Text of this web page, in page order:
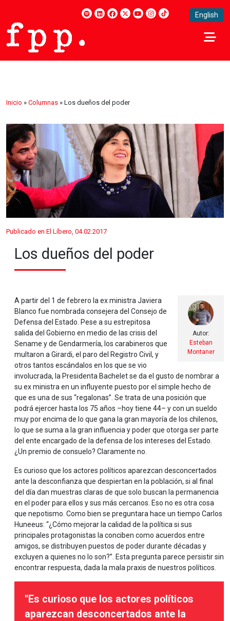
English
Inicio » Columnas » Los dueños del poder
Publicado en El Líbero, 04.02.2017
Los dueños del poder
Autor:
Esteban
Montaner
A partir del 1 de febrero la ex ministra Javiera
Blanco fue nombrada consejera del Consejo de
Defensa del Estado. Pese a su estrepitosa
salida del Gobierno en medio de las crisis del
Sename y de Gendarmería, los carabineros que
multaron a Girardi, el paro del Registro Civil, y
otros tantos escándalos en los que se vio
involucrada, la Presidenta Bachelet se da el gusto de nombrar a
su ex ministra en un influyente puesto por el simple hecho de
que es una de sus “regalonas”. Se trata de una posición que
podrá ejercer hasta los 75 años –hoy tiene 44– y con un sueldo
muy por encima de lo que gana la gran mayoría de los chilenos,
lo que se suma a la gran influencia y poder que otorga ser parte
del ente encargado de la defensa de los intereses del Estado.
¿Un premio de consuelo? Claramente no.
Es curioso que los actores políticos aparezcan desconcertados
ante la desconfianza que despiertan en la población, si al final
del día dan muestras claras de que solo buscan la permanencia
en el poder para ellos y sus más cercanos. Eso no es otra cosa
que nepotismo. Como bien se preguntara hace un tiempo Carlos
Huneeus: “¿Cómo mejorar la calidad de la política si sus
principales protagonistas la conciben como acuerdos entre
amigos, se distribuyen puestos de poder durante décadas y
excluyen a quienes no lo son?”. Esta pregunta parece persistir sin
encontrar respuesta, dada la mala praxis de nuestros políticos.
"Es curioso que los actores políticos
aparezcan desconcertados ante la